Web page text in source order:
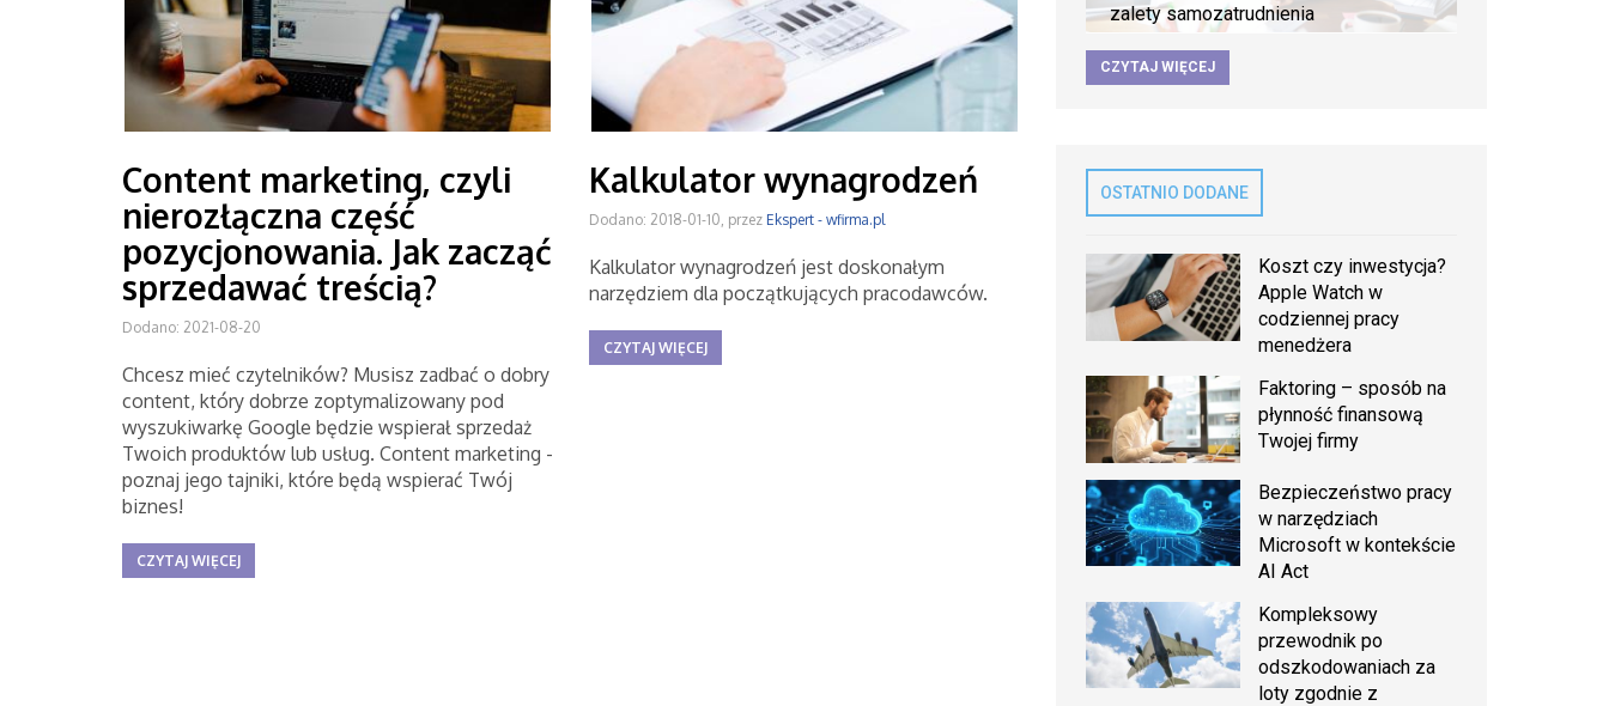
Content marketing, czyli
nierozłączna część
pozycjonowania. Jak zacząć
sprzedawać treścią?
Dodano: 2021-08-20
Chcesz mieć czytelników? Musisz zadbać o dobry
content, który dobrze zoptymalizowany pod
wyszukiwarkę Google będzie wspierał sprzedaż
Twoich produktów lub usług. Content marketing -
poznaj jego tajniki, które będą wspierać Twój
biznes!
CZYTAJ WIĘCEJ
Kalkulator wynagrodzeń
Dodano: 2018-01-10, przez Ekspert - wfirma.pl
Kalkulator wynagrodzeń jest doskonałym
narzędziem dla początkujących pracodawców.
CZYTAJ WIĘCEJ
zalety samozatrudnienia
CZYTAJ WIĘCEJ
OSTATNIO DODANE
Koszt czy inwestycja?
Apple Watch w
codziennej pracy
menedżera
Faktoring – sposób na
płynność finansową
Twojej firmy
Bezpieczeństwo pracy
w narzędziach
Microsoft w kontekście
AI Act
Kompleksowy
przewodnik po
odszkodowaniach za
loty zgodnie z